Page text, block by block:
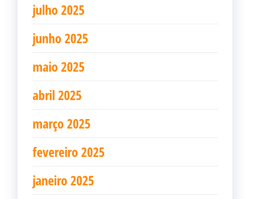
julho 2025
junho 2025
maio 2025
abril 2025
março 2025
fevereiro 2025
janeiro 2025